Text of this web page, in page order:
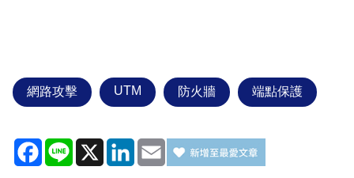
網路攻擊 UTM 防火牆 端點保護
Facebook
Line X LinkedIn
Email